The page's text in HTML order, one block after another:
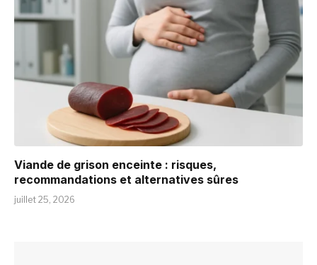
Viande de grison enceinte : risques,
recommandations et alternatives sûres
juillet 25, 2026